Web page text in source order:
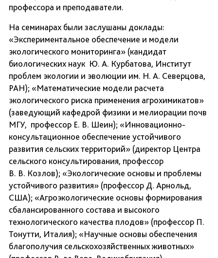
профессора и преподаватели.
На семинарах были заслушаны доклады:
«Экспериментальное обеспечение и модели
экологического мониторинга» (кандидат
биологических наук Ю. А. Курбатова, Институт
проблем экологии и эволюции им. Н. А. Северцова,
РАН); «Математические модели расчета
экологического риска применения агрохимикатов»
(заведующий кафедрой физики и мелиорации почв
МГУ, профессор Е. В. Шеин); «Инновационно-
консультационное обеспечение устойчивого
развития сельских территорий» (директор Центра
сельского консультирования, профессор
В. В. Козлов); «Экологические основы и проблемы
устойчивого развития» (профессор Д. Арнольд,
США); «Агроэкологические основы формирования
сбалансированного состава и высокого
технологического качества плодов» (профессор П.
Тонутти, Италия); «Научные основы обеспечения
благополучия сельскохозяйственных животных»